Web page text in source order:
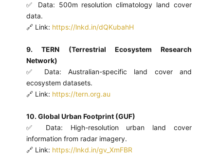
✅ Data: 500m resolution climatology land cover
data.
🔗 Link: https://lnkd.in/dQKubahH
9. TERN (Terrestrial Ecosystem Research
Network)
✅ Data: Australian-specific land cover and
ecosystem datasets.
🔗 Link: https://tern.org.au
10. Global Urban Footprint (GUF)
✅ Data: High-resolution urban land cover
information from radar imagery.
🔗 Link: https://lnkd.in/gv_XmFBR